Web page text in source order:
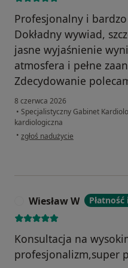
Profesjonalny i
Dokładny wywiad,
jasne wyjaśnienie
atmosfera i pełne
Zdecydowanie
8 czerwca 2026
• Specjalistyczny Gabinet
kardiologiczna
• w opinii użytkownika Krzysztof
zgłoś nadużycie
Wiesław W
Konsultacja na
profesjonalizm,super